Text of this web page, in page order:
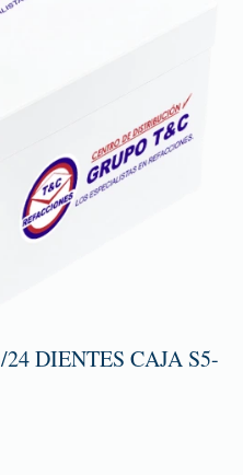
DIENTES CAJA S5-